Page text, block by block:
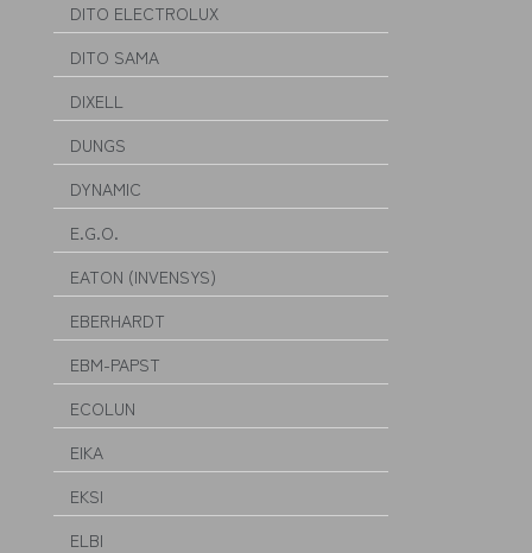
DITO ELECTROLUX
DITO SAMA
DIXELL
DUNGS
DYNAMIC
E.G.O.
EATON (INVENSYS)
EBERHARDT
EBM-PAPST
ECOLUN
EIKA
EKSI
ELBI